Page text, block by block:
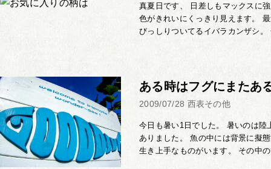
真夏日です、 日差しもマックスに
色がきれいにくっきり見えます。
びっしりついてるイバラカンザシ
ある時はフグにまたあ
2009/07/28 西表その他
今日も暑い1日でした。 暑いのは
ありました。 魚の中には背景に擬
生き上手なものがいます。 その中